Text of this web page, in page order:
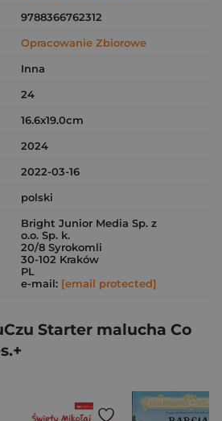
9788366762312
Opracowanie Zbiorowe
Inna
24
16.6x19.0cm
2024
2022-03-16
polski
Bright Junior Media Sp. z
o.o. Sp. k.
20/8 Syrokomli
30-102 Kraków
PL
e-mail: [email protected]
Starter malucha Co